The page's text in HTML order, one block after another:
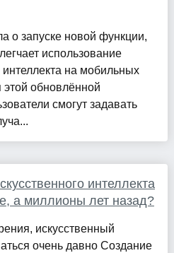
о запуске новой функции,
использование
на мобильных
этой обновлённой
смогут задавать
интеллекта
а миллионы лет назад?
искусственный
очень давно Создание